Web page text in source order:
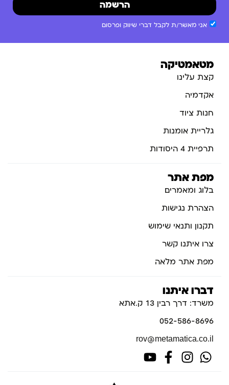
אני מאשר/ת לקבל דברי שיווק ופרסום
הרשמה
מטאמטיקה
קצת עלינו
אקדמיה
חנות ציוד
גלריית אומנות
תרפיית 4 היסודות
מפת אתר
בלוג ומאמרים
הצהרת נגישות
תקנון ותנאי שימוש
צרו איתנו קשר
מפת אתר מלאה
דברו איתנו
משרד: דרך רבין 13 ק.אתא
052-586-8696
rov@metamatica.co.il